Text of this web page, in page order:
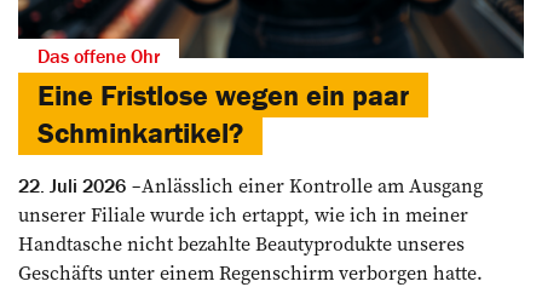
Das offene Ohr
Eine Fristlose wegen ein paar
Schminkartikel?
22. Juli 2026
Anlässlich einer Kontrolle am Ausgang
unserer Filiale wurde ich ertappt, wie ich in meiner
Handtasche nicht bezahlte Beautyprodukte unseres
Geschäfts unter einem Regenschirm verborgen hatte.